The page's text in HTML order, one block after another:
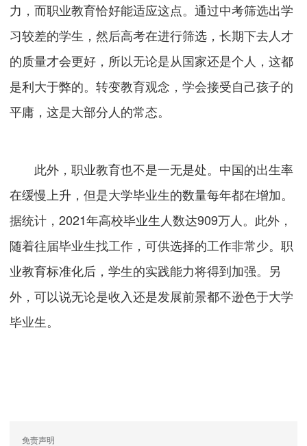
力，而职业教育恰好能适应这点。通过中考筛选出学
习较差的学生，然后高考在进行筛选，长期下去人才
的质量才会更好，所以无论是从国家还是个人，这都
是利大于弊的。转变教育观念，学会接受自己孩子的
平庸，这是大部分人的常态。
此外，职业教育也不是一无是处。中国的出生率
在缓慢上升，但是大学毕业生的数量每年都在增加。
据统计，2021年高校毕业生人数达909万人。此外，
随着往届毕业生找工作，可供选择的工作非常少。职
业教育标准化后，学生的实践能力将得到加强。另
外，可以说无论是收入还是发展前景都不逊色于大学
毕业生。
免责声明